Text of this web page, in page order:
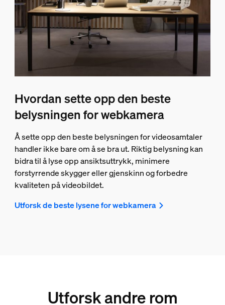
Hvordan sette opp den beste
belysningen for webkamera
Å sette opp den beste belysningen for videosamtaler
handler ikke bare om å se bra ut. Riktig belysning kan
bidra til å lyse opp ansiktsuttrykk, minimere
forstyrrende skygger eller gjenskinn og forbedre
kvaliteten på videobildet.
Utforsk de beste lysene for webkamera
Utforsk andre rom